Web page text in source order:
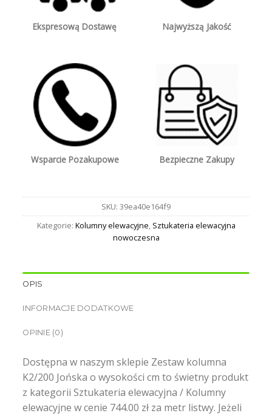
Ekspresową Dostawę Najwyższą Jakość
Wsparcie Pozakupowe Bezpieczne Zakupy
SKU: 39ea40e164f9
Kategorie: Kolumny elewacyjne Sztukateria elewacyjna
nowoczesna
OPIS
INFORMACJE DODATKOWE
OPINIE (0)
Dostępna w naszym sklepie Zestaw kolumna
K2/200 Jońska o wysokości cm to świetny produkt
z kategorii Sztukateria elewacyjna / Kolumny
elewacyjne w cenie 744.00 zł za metr listwy. Jeżeli